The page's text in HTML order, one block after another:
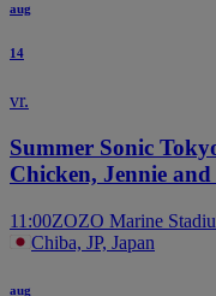
aug
14
vr.
Summer Sonic
Chicken, Jennie
11:00ZOZO Marine
Chiba, JP, Japan
aug